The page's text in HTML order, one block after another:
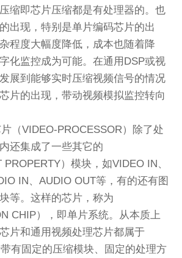
缩即芯片压缩都是有处理器的。也
出现，特别是单片编码芯片的出
程度大幅度降低，成本也随着降
化监控成为可能。在通用DSP或视
展到能够实时压缩视频信号的情况
片的出现，带动视频模拟监控转向
（VIDEO-PROCESSOR）除了处
还集成了一些其它的
PROPERTY）模块，如VIDEO IN、
IN、AUDIO OUT等，有的还有图
等。这样的芯片，称为
CHIP），即单片系统。从本质上
片和通用视频处理芯片都属于
有固定的压缩模块、固定的处理方